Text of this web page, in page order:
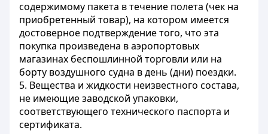
содержимому пакета в течение полета (чек на
приобретенный товар), на котором имеется
достоверное подтверждение того, что эта
покупка произведена в аэропортовых
магазинах беспошлинной торговли или на
борту воздушного судна в день (дни) поездки.
5. Вещества и жидкости неизвестного состава,
не имеющие заводской упаковки,
соответствующего технического паспорта и
сертификата.